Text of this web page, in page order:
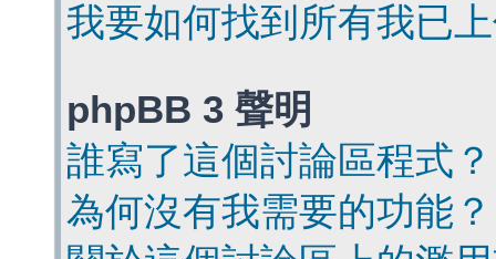
我要如何找到所有我已
phpBB 3 聲明
誰寫了這個討論區程式？
為何沒有我需要的功能？